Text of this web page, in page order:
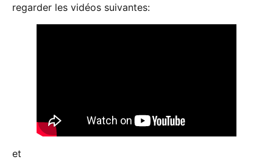
regarder les vidéos suivantes:
et